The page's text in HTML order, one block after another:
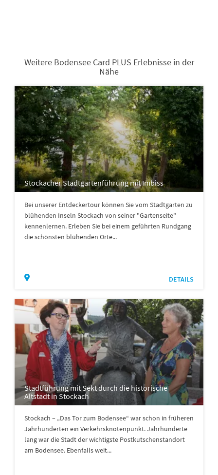
Weitere Bodensee Card PLUS Erlebnisse in der
Nähe
Stockacher Stadtgartenführung mit Imbiss
Bei unserer Entdeckertour können Sie vom Stadtgarten zu
blühenden Inseln Stockach von seiner "Gartenseite"
kennenlernen. Erleben Sie bei einem geführten Rundgang
die schönsten blühenden Orte...
DETAILS
Stadtführung mit Sekt durch die historische
Altstadt in Stockach
Stockach – „Das Tor zum Bodensee“ war schon in früheren
Jahrhunderten ein Verkehrsknotenpunkt. Jahrhunderte
lang war die Stadt der wichtigste Postkutschenstandort
am Bodensee. Ebenfalls weit...